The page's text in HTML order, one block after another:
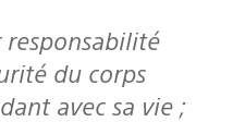
du corps
avec sa vie ;